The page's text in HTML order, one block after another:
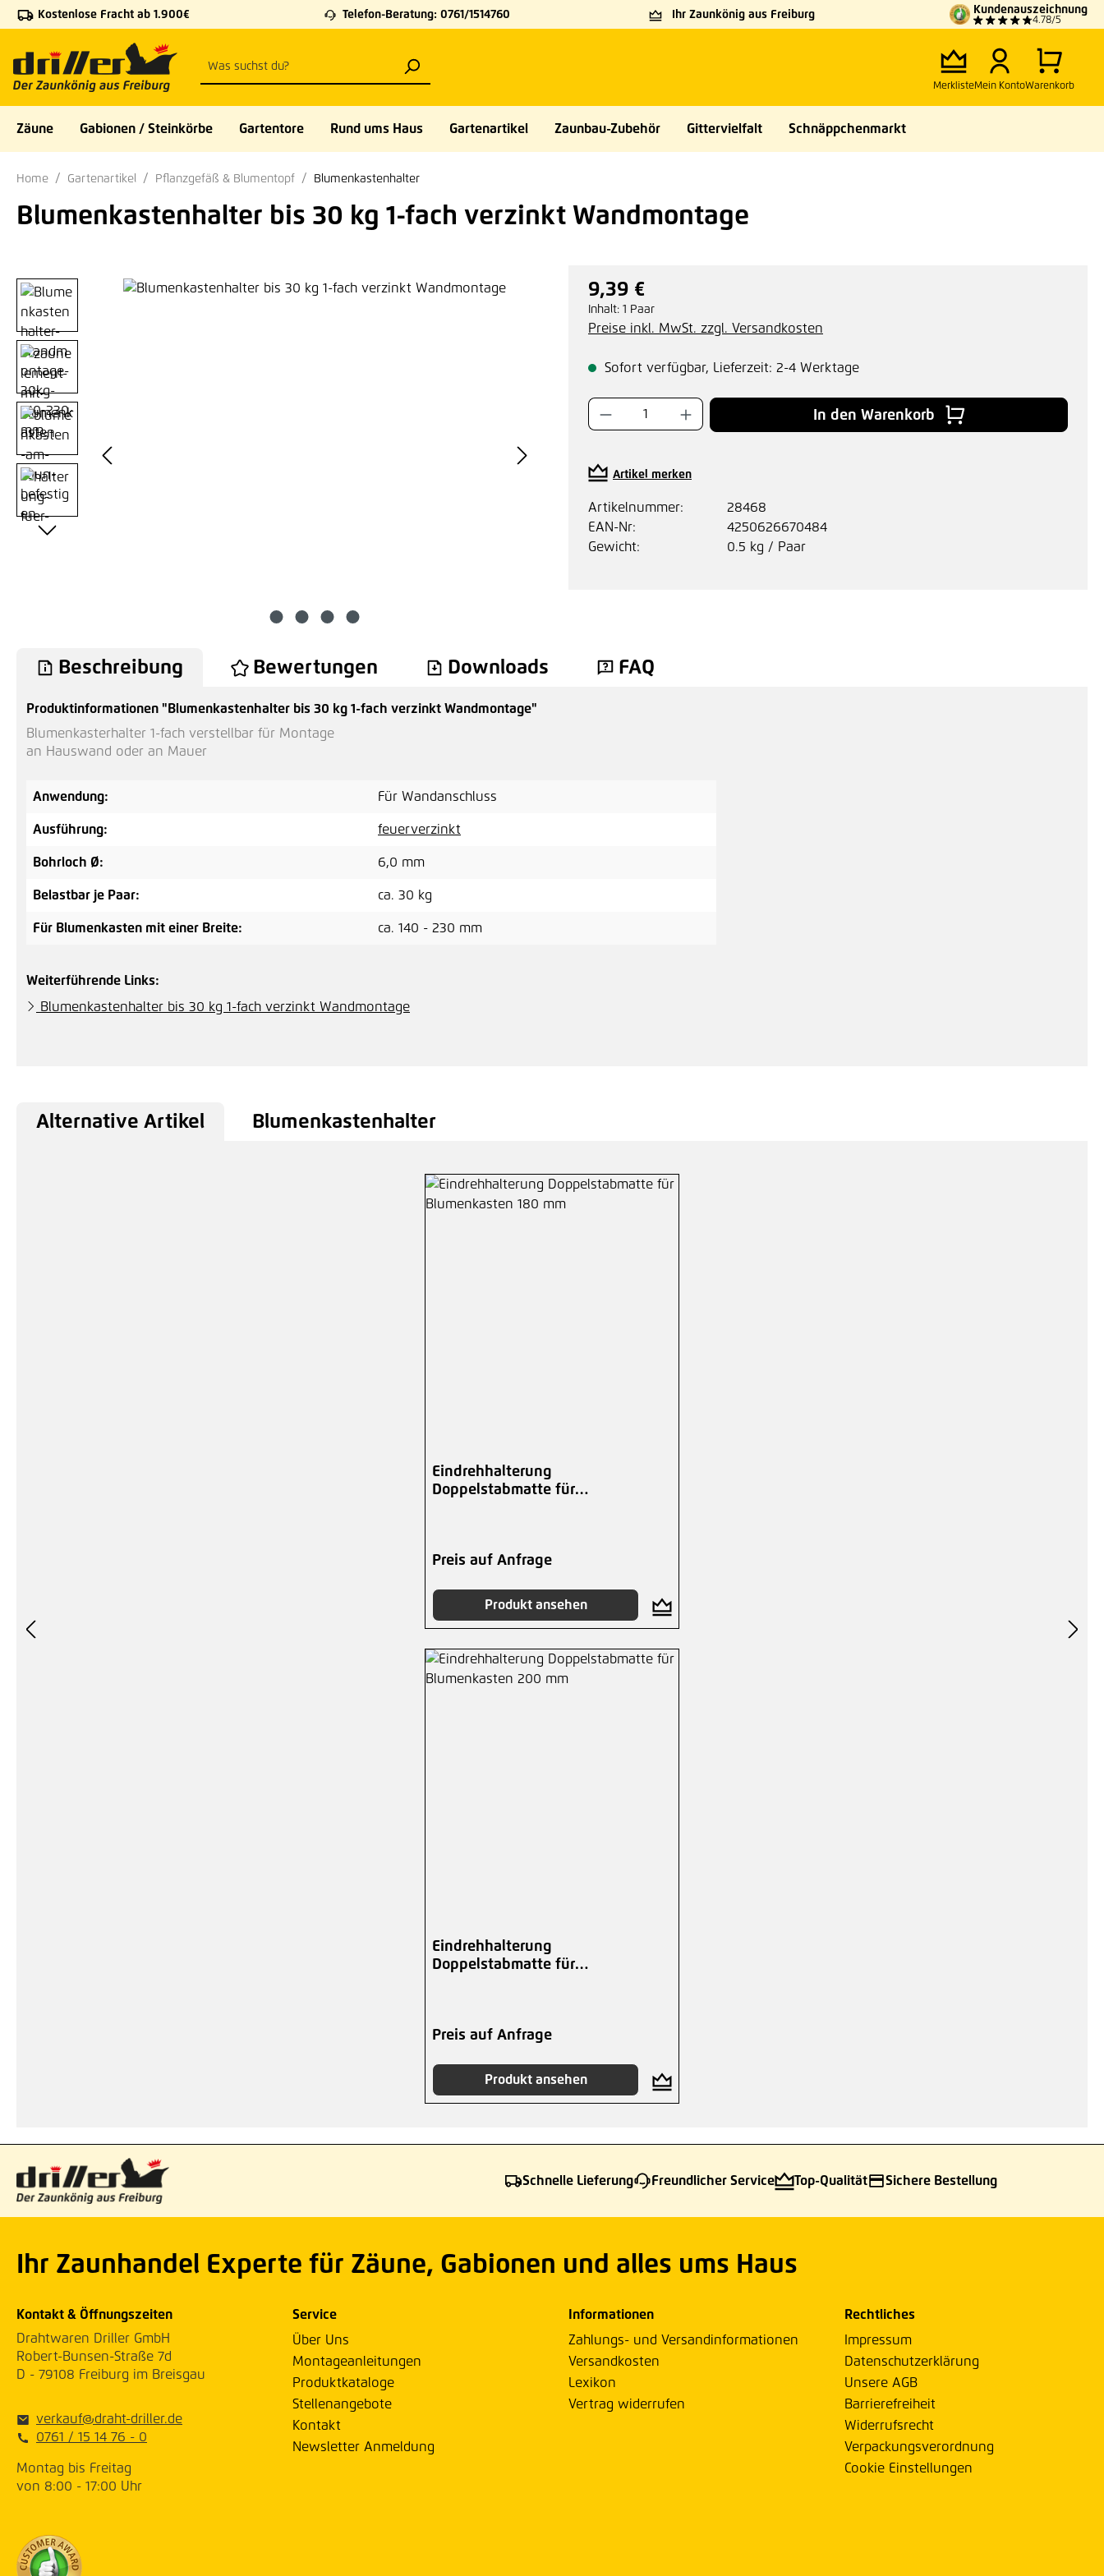
Hauptinhalt springen
Zur Suche springen
Zur Hauptnavigation springen
Kostenlose Fracht ab 1.900€ Telefon-Beratung: 0761/1514760 Ihr Zaunkönig aus Freiburg Kundenauszeichnung
4.78/5
MerklisteMein KontoWarenkorb
Zäune Gabionen / Steinkörbe Gartentore Rund ums Haus Gartenartikel Zaunbau-Zubehör Gittervielfalt Schnäppchenmarkt
Home Gartenartikel Pflanzgefäß & Blumentopf Blumenkastenhalter
Blumenkastenhalter bis 30 kg 1-fach verzinkt Wandmontage
Bildergalerie überspringen Regulärer Preis:
9,39 €
Inhalt: 1 Paar
Preise inkl. MwSt. zzgl. Versandkosten
Sofort verfügbar, Lieferzeit: 2-4 Werktage
Produkt Anzahl: Gib den gewünschten Wert ein oder
In den Warenkorb
Artikel merken
Artikelnummer:
28468
EAN-Nr:
4250626670484
Gewicht:
0.5 kg / Paar
Beschreibung Bewertungen Downloads FAQ
Produktinformationen "Blumenkastenhalter bis 30 kg 1-fach verzinkt Wandmontage"
Blumenkasterhalter 1-fach verstellbar für Montage
an Hauswand oder an Mauer
Anwendung: Für Wandanschluss
Ausführung: feuerverzinkt
Bohrloch Ø: 6,0 mm
Belastbar je Paar: ca. 30 kg
Für Blumenkasten mit einer Breite: ca. 140 - 230 mm
Weiterführende Links:
Blumenkastenhalter bis 30 kg 1-fach verzinkt Wandmontage
Alternative Artikel Blumenkastenhalter
Eindrehhalterung
Doppelstabmatte für
Preis auf Anfrage
Produkt ansehen
Eindrehhalterung
Doppelstabmatte für
Preis auf Anfrage
Produkt ansehen
Schnelle Lieferung Freundlicher Service Top-Qualität Sichere Bestellung
Ihr Zaunhandel Experte für Zäune, Gabionen und alles ums Haus
Kontakt & Öffnungszeiten
Drahtwaren Driller GmbH
Robert-Bunsen-Straße 7d
D - 79108 Freiburg im Breisgau
verkauf@draht-driller.de
0761 / 15 14 76 - 0
Montag bis Freitag
von 8:00 - 17:00 Uhr
Service
Über Uns
Montageanleitungen
Produktkataloge
Stellenangebote
Kontakt
Newsletter Anmeldung
Informationen
Zahlungs- und Versandinformationen
Versandkosten
Lexikon
Vertrag widerrufen
Rechtliches
Impressum
Datenschutzerklärung
Unsere AGB
Barrierefreiheit
Widerrufsrecht
Verpackungsverordnung
Cookie Einstellungen